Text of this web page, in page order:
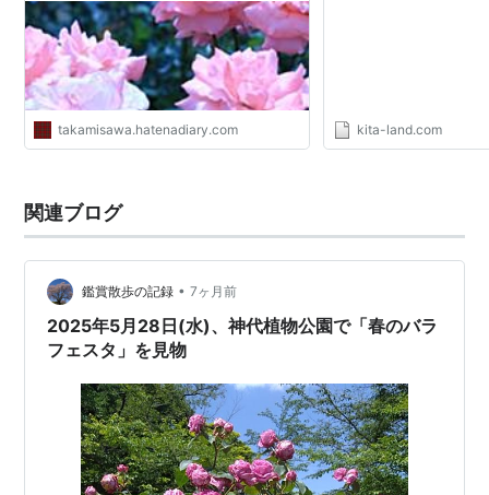
takamisawa.hatenadiary.com kita-land.com
関連ブログ
鑑賞散歩の記録 • 7ヶ月前
2025年5月28日(水)、神代植物公園で「春のバラ
フェスタ」を見物